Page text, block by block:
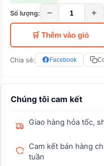
Chúng tôi cam kết
Giao hàng hỏa tốc,
Cam kết bán hàng
tuần
Số lượng: − +
🛒 Thêm vào giỏ
Chia sẻ: Facebook